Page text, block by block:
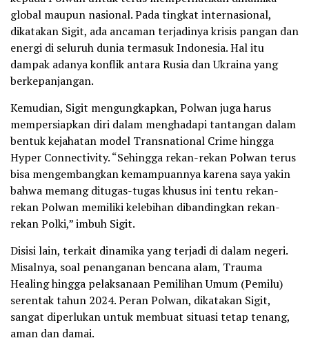
global maupun nasional. Pada tingkat internasional,
dikatakan Sigit, ada ancaman terjadinya krisis pangan dan
energi di seluruh dunia termasuk Indonesia. Hal itu
dampak adanya konflik antara Rusia dan Ukraina yang
berkepanjangan.
Kemudian, Sigit mengungkapkan, Polwan juga harus
mempersiapkan diri dalam menghadapi tantangan dalam
bentuk kejahatan model Transnational Crime hingga
Hyper Connectivity. “Sehingga rekan-rekan Polwan terus
bisa mengembangkan kemampuannya karena saya yakin
bahwa memang ditugas-tugas khusus ini tentu rekan-
rekan Polwan memiliki kelebihan dibandingkan rekan-
rekan Polki,” imbuh Sigit.
Disisi lain, terkait dinamika yang terjadi di dalam negeri.
Misalnya, soal penanganan bencana alam, Trauma
Healing hingga pelaksanaan Pemilihan Umum (Pemilu)
serentak tahun 2024. Peran Polwan, dikatakan Sigit,
sangat diperlukan untuk membuat situasi tetap tenang,
aman dan damai.